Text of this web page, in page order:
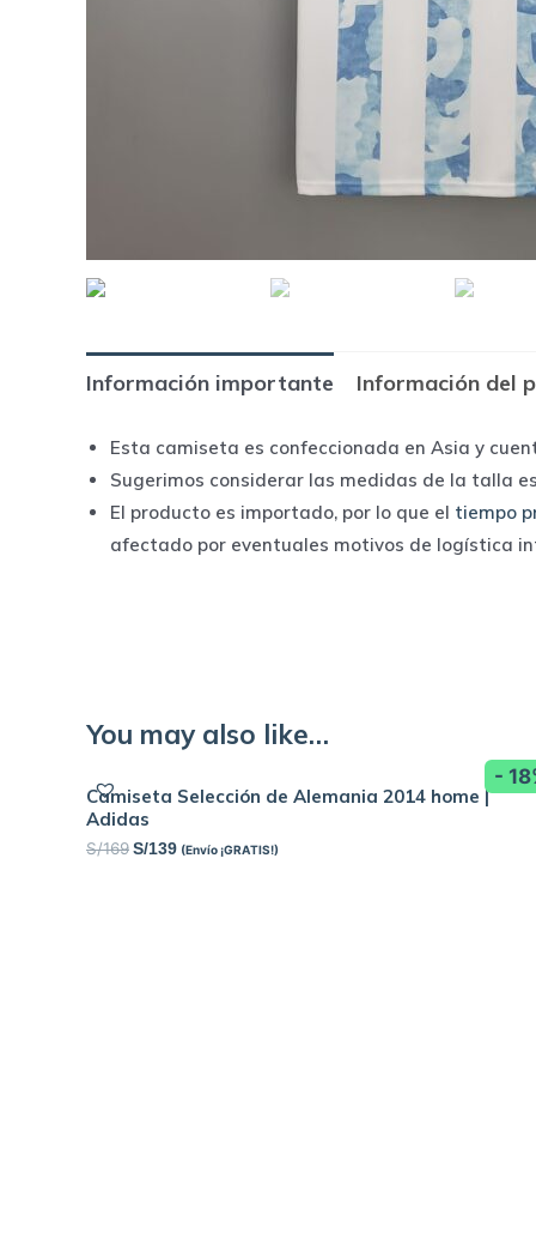
Información importante Información del
Esta camiseta es confeccionada en Asia y
Sugerimos considerar las medidas de la talla
El producto es importado, por lo que el tiempo
afectado por eventuales motivos de logística
You may also like…
-
Camiseta Selección de Alemania 2014 home |
Adidas
S/169 S/139 (Envío ¡GRATIS!)